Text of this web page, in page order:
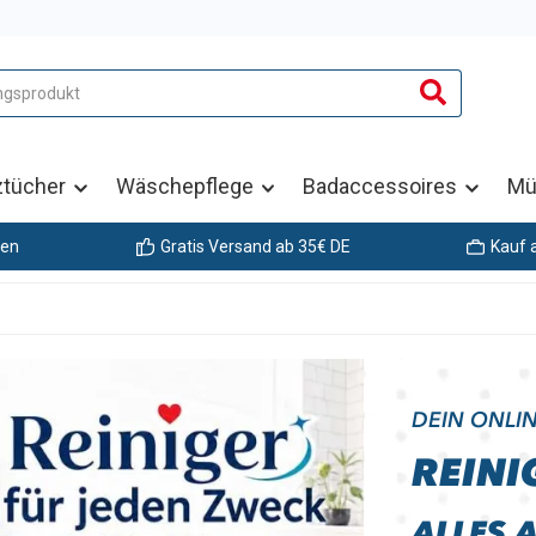
Wäschepflege Badaccessoires
Gratis Versand ab 35€ DE Kauf
DEIN